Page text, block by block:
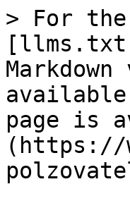
> For the
page is